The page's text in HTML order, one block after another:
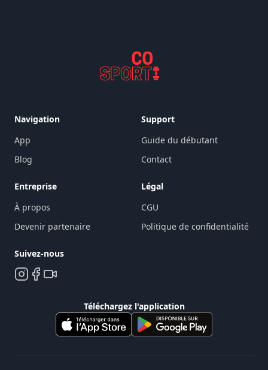
Navigation
App
Blog
Support
Guide du débutant
Contact
Entreprise
À propos
Devenir partenaire
Légal
CGU
Politique de confidentialité
Suivez-nous
Téléchargez l'application